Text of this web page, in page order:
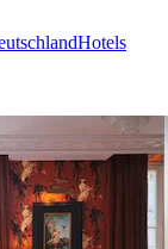
Hotels